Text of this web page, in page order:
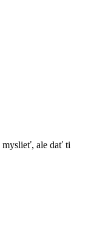
myslieť, ale dať ti